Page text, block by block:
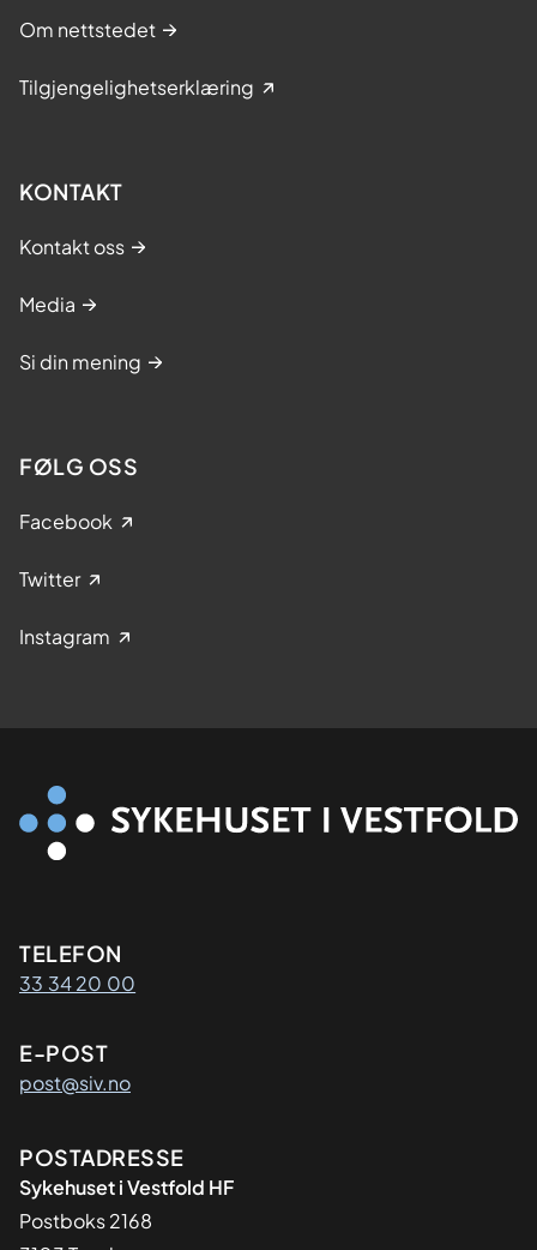
Om nettstedet
Tilgjengelighetserklæring
KONTAKT
Kontakt oss
Media
Si din mening
FØLG OSS
Facebook
Twitter
Instagram
Kontaktinformasjon
TELEFON
33 34 20 00
E-POST
post@siv.no
Adresse
POSTADRESSE
Sykehuset i Vestfold HF
Postboks 2168